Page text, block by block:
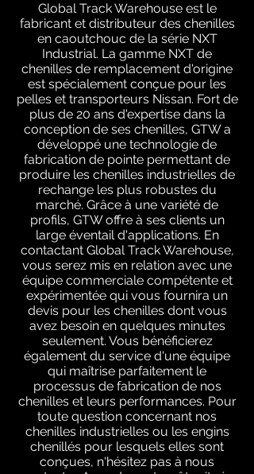
Global Track Warehouse est le
fabricant et distributeur des chenilles
en caoutchouc de la série NXT
Industrial. La gamme NXT de
chenilles de remplacement d'origine
est spécialement conçue pour les
pelles et transporteurs Nissan. Fort de
plus de 20 ans d'expertise dans la
conception de ses chenilles, GTW a
développé une technologie de
fabrication de pointe permettant de
produire les chenilles industrielles de
rechange les plus robustes du
marché. Grâce à une variété de
profils, GTW offre à ses clients un
large éventail d'applications. En
contactant Global Track Warehouse,
vous serez mis en relation avec une
équipe commerciale compétente et
expérimentée qui vous fournira un
devis pour les chenilles dont vous
avez besoin en quelques minutes
seulement. Vous bénéficierez
également du service d'une équipe
qui maîtrise parfaitement le
processus de fabrication de nos
chenilles et leurs performances. Pour
toute question concernant nos
chenilles industrielles ou les engins
chenillés pour lesquels elles sont
conçues, n'hésitez pas à nous